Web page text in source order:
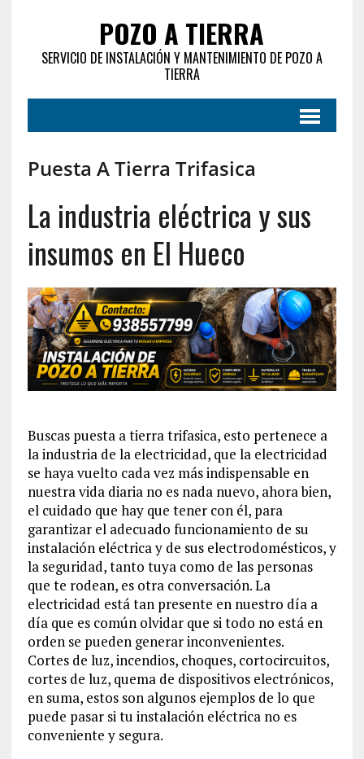
POZO A TIERRA
SERVICIO DE INSTALACIÓN Y MANTENIMIENTO DE POZO A
TIERRA
Puesta A Tierra Trifasica
La industria eléctrica y sus
insumos en El Hueco
Buscas puesta a tierra trifasica, esto pertenece a
la industria de la electricidad, que la electricidad
se haya vuelto cada vez más indispensable en
nuestra vida diaria no es nada nuevo, ahora bien,
el cuidado que hay que tener con él, para
garantizar el adecuado funcionamiento de su
instalación eléctrica y de sus electrodomésticos, y
la seguridad, tanto tuya como de las personas
que te rodean, es otra conversación. La
electricidad está tan presente en nuestro día a
día que es común olvidar que si todo no está en
orden se pueden generar inconvenientes.
Cortes de luz, incendios, choques, cortocircuitos,
cortes de luz, quema de dispositivos electrónicos,
en suma, estos son algunos ejemplos de lo que
puede pasar si tu instalación eléctrica no es
conveniente y segura.